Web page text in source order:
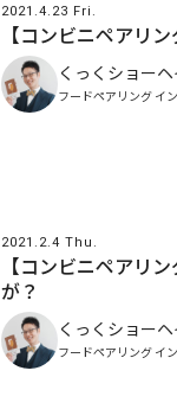
2021.4.23 Fri.
【コンビニペアリ
くっくショーヘ
フードペアリング イ
2021.2.4 Thu.
【コンビニペアリ
が？
くっくショーヘ
フードペアリング イ